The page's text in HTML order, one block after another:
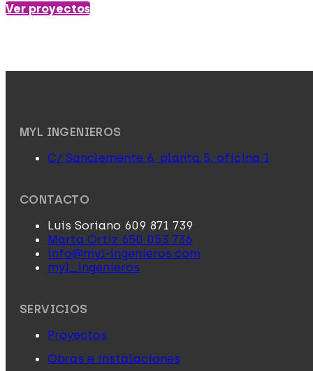
Ver proyectos
MYL INGENIEROS
C/ Sanclemente 6, planta 5, oficina 1
CONTACTO
Luis Soriano 609 871 739
Marta Ortiz 650 053 736
info@myl-ingenieros.com
myl_ingenieros
SERVICIOS
Proyectos
Obras e instalaciones